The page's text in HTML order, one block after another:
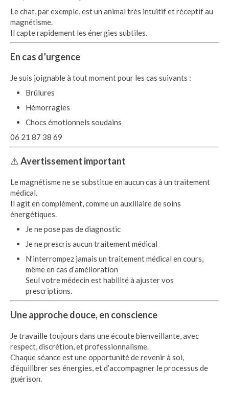
Le chat, par exemple, est un animal très intuitif et réceptif au
magnétisme.
Il capte rapidement les énergies subtiles.
En cas d’urgence
Je suis joignable à tout moment pour les cas suivants :
Brûlures
Hémorragies
Chocs émotionnels soudains
06 21 87 38 69
⚠️ Avertissement important
Le magnétisme ne se substitue en aucun cas à un traitement
médical.
Il agit en complément, comme un auxiliaire de soins
énergétiques.
Je ne pose pas de diagnostic
Je ne prescris aucun traitement médical
N’interrompez jamais un traitement médical en cours,
même en cas d’amélioration
Seul votre médecin est habilité à ajuster vos
prescriptions.
Une approche douce, en conscience
Je travaille toujours dans une écoute bienveillante, avec
respect, discrétion, et professionnalisme.
Chaque séance est une opportunité de revenir à soi,
d’équilibrer ses énergies, et d’accompagner le processus de
guérison.